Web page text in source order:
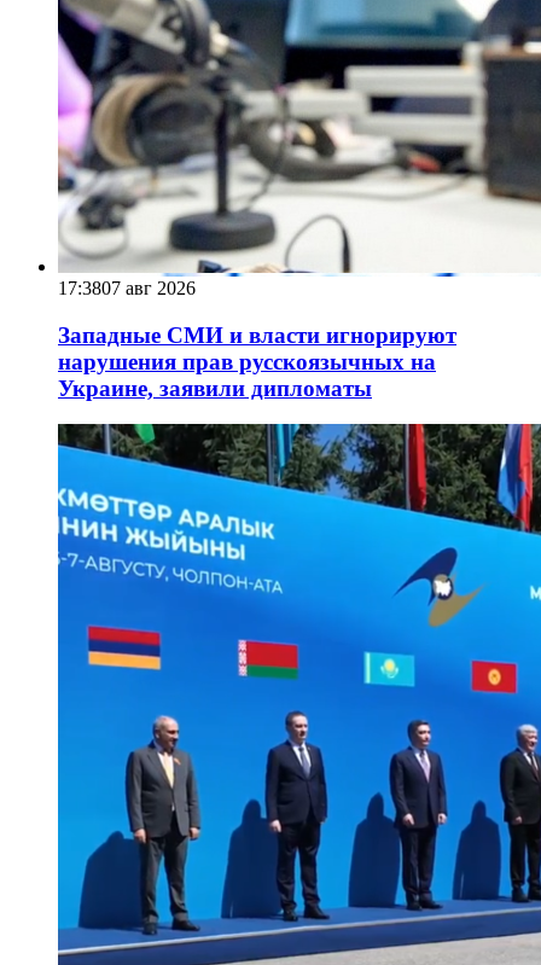
17:3807 авг 2026
Западные СМИ и власти игнорируют
нарушения прав русскоязычных на
Украине, заявили дипломаты